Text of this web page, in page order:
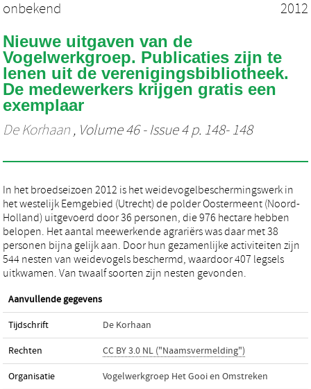
onbekend 2012
Nieuwe uitgaven van de
Vogelwerkgroep. Publicaties zijn te
lenen uit de verenigingsbibliotheek.
De medewerkers krijgen gratis een
exemplaar
De Korhaan , Volume 46 - Issue 4 p. 148- 148
In het broedseizoen 2012 is het weidevogelbeschermingswerk in
het westelijk Eemgebied (Utrecht) de polder Oostermeent (Noord-
Holland) uitgevoerd door 36 personen, die 976 hectare hebben
belopen. Het aantal meewerkende agrariërs was daar met 38
personen bijna gelijk aan. Door hun gezamenlijke activiteiten zijn
544 nesten van weidevogels beschermd, waardoor 407 legsels
uitkwamen. Van twaalf soorten zijn nesten gevonden.
Aanvullende gegevens
Tijdschrift De Korhaan
Rechten CC BY 3.0 NL ("Naamsvermelding")
Organisatie Vogelwerkgroep Het Gooi en Omstreken